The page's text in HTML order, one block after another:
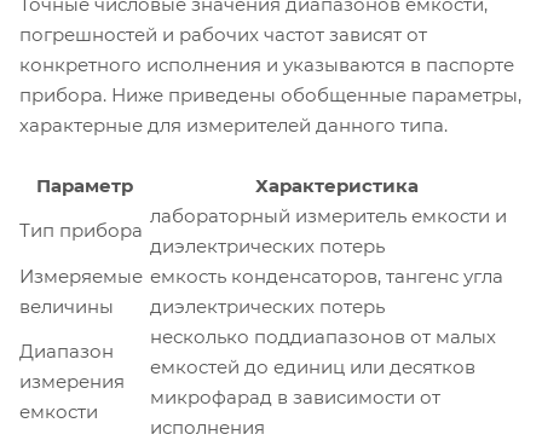
Точные числовые значения диапазонов емкости,
погрешностей и рабочих частот зависят от
конкретного исполнения и указываются в паспорте
прибора. Ниже приведены обобщенные параметры,
характерные для измерителей данного типа.
Параметр
Характеристика
Тип прибора
лабораторный измеритель емкости и
диэлектрических потерь
Измеряемые
величины
емкость конденсаторов, тангенс угла
диэлектрических потерь
Диапазон
измерения
емкости
несколько поддиапазонов от малых
емкостей до единиц или десятков
микрофарад в зависимости от
исполнения